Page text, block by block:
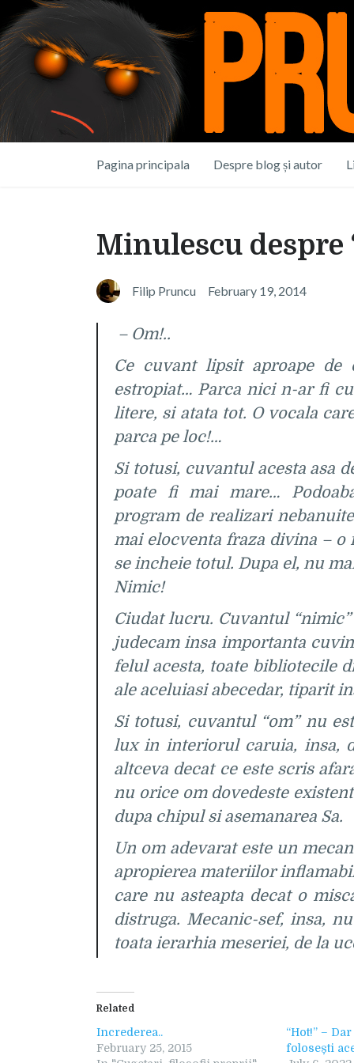
Pagina principala Despre blog și autor
Minulescu despre
Filip Pruncu February 19, 2014
– Om!..
Ce cuvant lipsit aproape de
estropiat… Parca nici n-ar fi
litere, si atata tot. O vocala
parca pe loc!…
Si totusi, cuvantul acesta asa
poate fi mai mare…
program de realizari
mai elocventa fraza divina – o
se incheie totul. Dupa el, nu
Nimic!
Ciudat lucru. Cuvantul
judecam insa importanta
felul acesta, toate bibliotecile
ale aceluiasi abecedar, tiparit
Si totusi, cuvantul “om” nu
lux in interiorul caruia, insa,
altceva decat ce este scris
nu orice om dovedeste
dupa chipul si asemanarea Sa.
Un om adevarat este un
apropierea materiilor
care nu asteapta decat o
distruga. Mecanic-sef, insa,
toata ierarhia meseriei, de la
Related
Increderea..
February 25, 2015
“Hot!” –
folosești